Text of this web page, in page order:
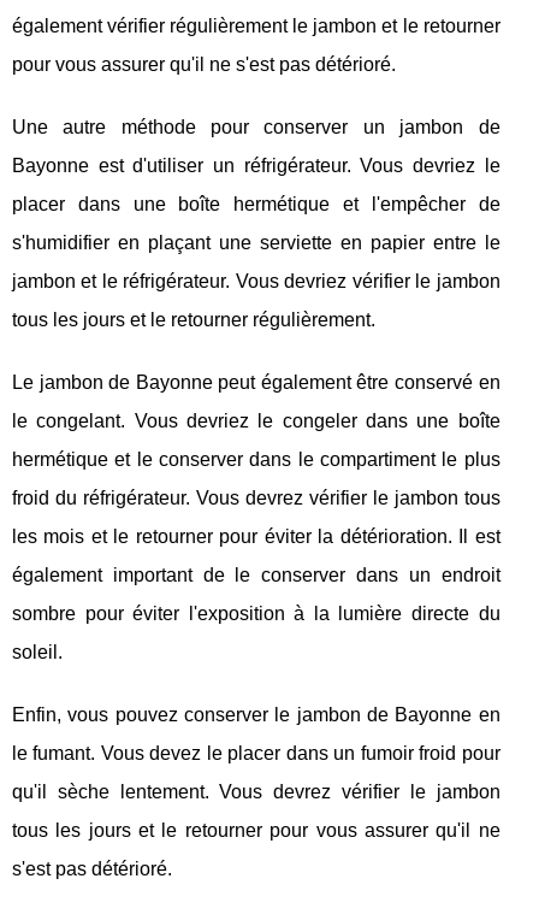
également vérifier régulièrement le jambon et le retourner
pour vous assurer qu'il ne s'est pas détérioré.
Une autre méthode pour conserver un jambon de
Bayonne est d'utiliser un réfrigérateur. Vous devriez le
placer dans une boîte hermétique et l'empêcher de
s'humidifier en plaçant une serviette en papier entre le
jambon et le réfrigérateur. Vous devriez vérifier le jambon
tous les jours et le retourner régulièrement.
Le jambon de Bayonne peut également être conservé en
le congelant. Vous devriez le congeler dans une boîte
hermétique et le conserver dans le compartiment le plus
froid du réfrigérateur. Vous devrez vérifier le jambon tous
les mois et le retourner pour éviter la détérioration. Il est
également important de le conserver dans un endroit
sombre pour éviter l'exposition à la lumière directe du
soleil.
Enfin, vous pouvez conserver le jambon de Bayonne en
le fumant. Vous devez le placer dans un fumoir froid pour
qu'il sèche lentement. Vous devrez vérifier le jambon
tous les jours et le retourner pour vous assurer qu'il ne
s'est pas détérioré.